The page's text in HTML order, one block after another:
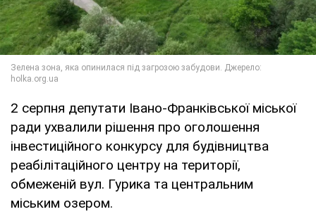
2 серпня депутати Івано-Франківської міської
ради ухвалили рішення про оголошення
інвестиційного конкурсу для будівництва
реабілітаційного центру на території,
обмеженій вул. Гурика та центральним
міським озером.